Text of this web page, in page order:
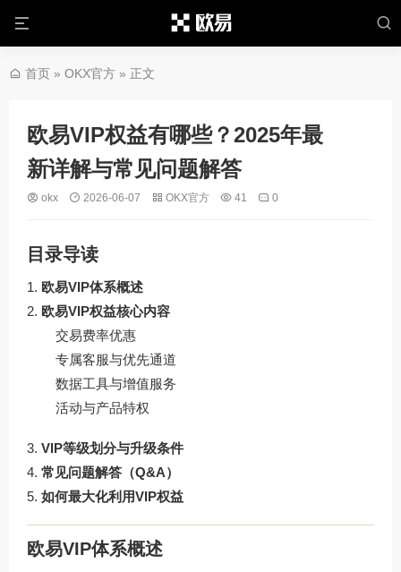
首页 » OKX官方 » 正文
欧易VIP权益有哪些？2025年最
新详解与常见问题解答
okx 2026-06-07 OKX官方 41 0
目录导读
欧易VIP体系概述
欧易VIP权益核心内容
交易费率优惠
专属客服与优先通道
数据工具与增值服务
活动与产品特权
VIP等级划分与升级条件
常见问题解答（Q&A）
如何最大化利用VIP权益
欧易VIP体系概述